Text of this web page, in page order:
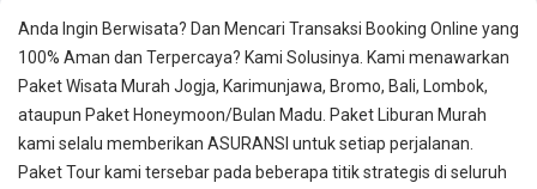
Anda Ingin Berwisata? Dan Mencari Transaksi Booking Online yang
100% Aman dan Terpercaya? Kami Solusinya. Kami menawarkan
Paket Wisata Murah Jogja, Karimunjawa, Bromo, Bali, Lombok,
ataupun Paket Honeymoon/Bulan Madu. Paket Liburan Murah
kami selalu memberikan ASURANSI untuk setiap perjalanan.
Paket Tour kami tersebar pada beberapa titik strategis di seluruh